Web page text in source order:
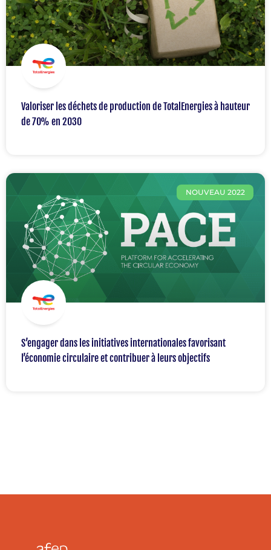
Valoriser les déchets de production de TotalEnergies à hauteur
de 70% en 2030
NOUVEAU 2022
S’engager dans les initiatives internationales favorisant
l’économie circulaire et contribuer à leurs objectifs